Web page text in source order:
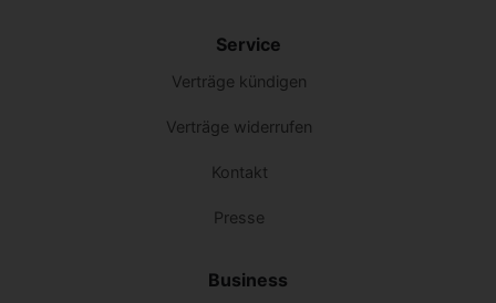
Service
Verträge kündigen
Verträge widerrufen
Kontakt
Presse
Business